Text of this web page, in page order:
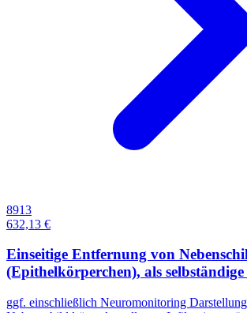
8913
632,13 €
Einseitige Entfernung von
(Epithelkörperchen), als
ggf. einschließlich Neuromonitoring